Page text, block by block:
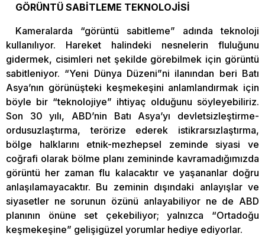
GÖRÜNTÜ SABİTLEME TEKNOLOJİSİ
Kameralarda “görüntü sabitleme” adında teknoloji
kullanılıyor. Hareket halindeki nesnelerin fluluğunu
gidermek, cisimleri net şekilde görebilmek için görüntü
sabitleniyor. “Yeni Dünya Düzeni”ni ilanından beri Batı
Asya’nın görünüşteki keşmekeşini anlamlandırmak için
böyle bir “teknolojiye” ihtiyaç olduğunu söyleyebiliriz.
Son 30 yılı, ABD’nin Batı Asya’yı devletsizleştirme-
ordusuzlaştırma, terörize ederek istikrarsızlaştırma,
bölge halklarını etnik-mezhepsel zeminde siyasi ve
coğrafi olarak bölme planı zemininde kavramadığımızda
görüntü her zaman flu kalacaktır ve yaşananlar doğru
anlaşılamayacaktır. Bu zeminin dışındaki anlayışlar ve
siyasetler ne sorunun özünü anlayabiliyor ne de ABD
planının önüne set çekebiliyor; yalnızca “Ortadoğu
keşmekeşine” gelişigüzel yorumlar hediye ediyorlar.